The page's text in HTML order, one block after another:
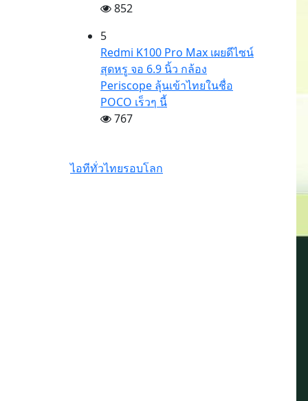
852
5
Redmi K100 Pro Max เผยดีไซน์
สุดหรู จอ 6.9 นิ้ว กล้อง
Periscope ลุ้นเข้าไทยในชื่อ
POCO เร็วๆ นี้
767
ไอทีทั่วไทยรอบโลก